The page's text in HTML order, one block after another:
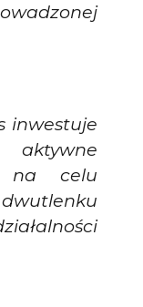
inwestuje
na celu